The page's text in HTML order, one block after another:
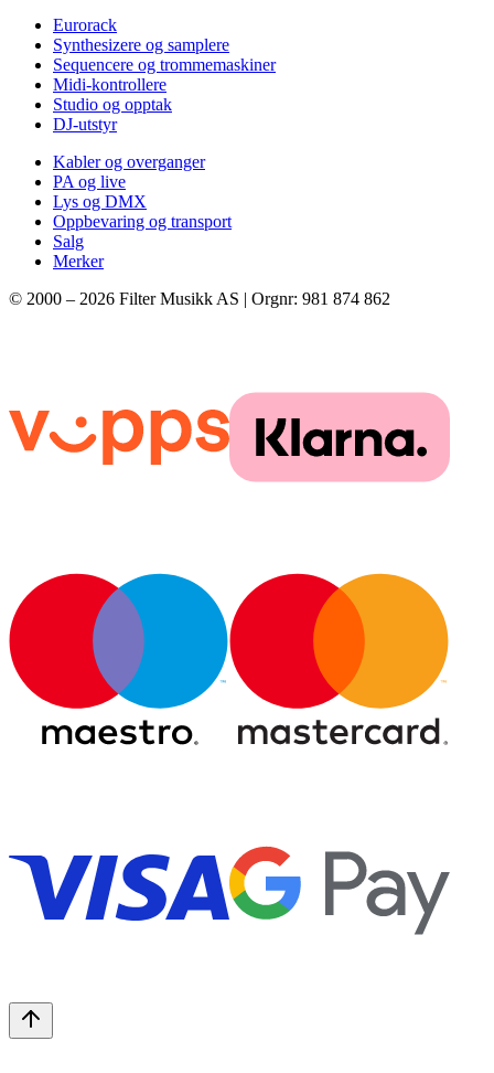
Eurorack
Synthesizere og samplere
Sequencere og trommemaskiner
Midi-kontrollere
Studio og opptak
DJ-utstyr
Kabler og overganger
PA og live
Lys og DMX
Oppbevaring og transport
Salg
Merker
© 2000 – 2026 Filter Musikk AS | Orgnr: 981 874 862